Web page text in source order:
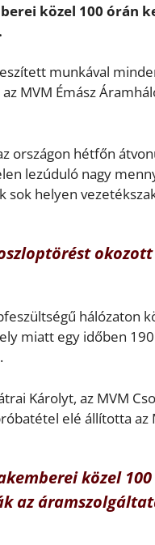
közel 100 órán
munkával
MVM Émász
országon hétfőn
lezúduló nagy
sok helyen
hálózaton
miatt egy időben
Károlyt, az MVM
elé állította
közel
az